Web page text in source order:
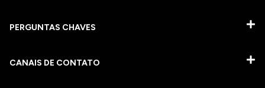
PERGUNTAS CHAVES​
CANAIS DE CONTATO